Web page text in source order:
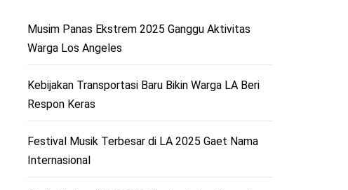
Musim Panas Ekstrem 2025 Ganggu Aktivitas
Warga Los Angeles
Kebijakan Transportasi Baru Bikin Warga LA Beri
Respon Keras
Festival Musik Terbesar di LA 2025 Gaet Nama
Internasional